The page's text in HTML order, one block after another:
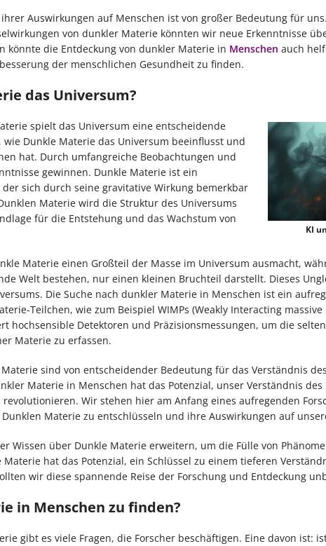
Auswirkungen auf Menschen ist von großer Bedeutung für
von dunkler Materie könnten wir neue Erkenntnisse
könnte die Entdeckung von dunkler Materie in Menschen auch
der menschlichen Gesundheit zu finden.
das Universum?
KI
spielt das Universum eine entscheidende
Dunkle Materie das Universum beeinflusst und
hat. Durch umfangreiche Beobachtungen und
gewinnen. Dunkle Materie ist ein
sich durch seine gravitative Wirkung bemerkbar
Materie wird die Struktur des Universums
für die Entstehung und das Wachstum von
Materie einen Großteil der Masse im Universum ausmacht,
Welt bestehen, nur einen kleinen Bruchteil darstellt. Dieses
Die Suche nach dunkler Materie in Menschen ist ein
Teilchen, wie zum Beispiel WIMPs (Weakly Interacting
hochsensible Detektoren und Präzisionsmessungen, um die
Materie zu erfassen.
sind von entscheidender Bedeutung für das Verständnis
Materie in Menschen hat das Potenzial, unser Verständnis
Wir stehen hier am Anfang eines aufregenden
Materie zu entschlüsseln und ihre Auswirkungen auf
Wissen über Dunkle Materie erweitern, um die Fülle von
hat das Potenzial, ein Schlüssel zu einem tieferen
wir diese spannende Reise der Forschung und Entdeckung
in Menschen zu finden?
gibt es viele Fragen, die Forscher beschäftigen. Eine davon ist: